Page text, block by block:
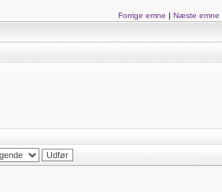
Forrige emne | Næste emne